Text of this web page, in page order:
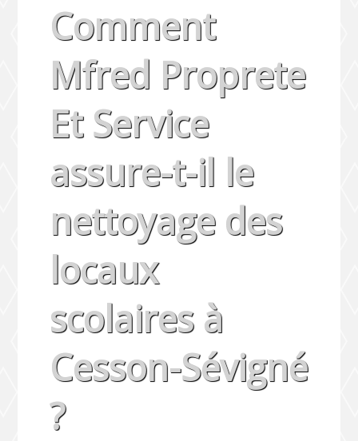
Comment
Mfred Proprete
Et Service
assure-t-il le
nettoyage des
locaux
scolaires à
Cesson-Sévigné
?